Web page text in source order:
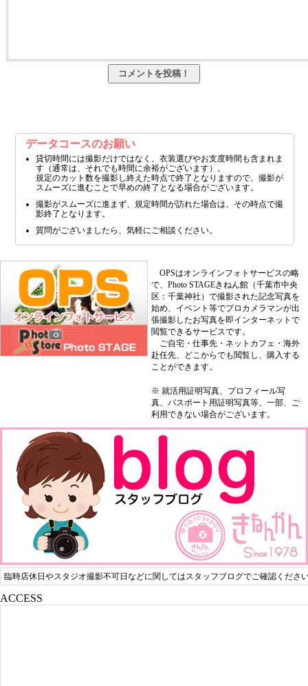
データコースのお願い
貸切時間には撮影だけではなく、衣装選びやお支度時間も含まれま
す（通常は、それでも時間に余裕がございます）。
規定のカット数を撮影し終えた時点で終了となりますので、撮影が
スムーズに進むことで早めの終了となる場合がございます。
撮影がスムーズに進まず、規定時間が訪れた場合は、その時点で撮
影終了となります。
質問がございましたら、気軽にご相談ください。
OPSはオンラインフォトサービスの略
で、Photo STAGEきねん館（千葉市中央
区：千葉神社）で撮影された記念写真を
始め、イベント等でプロカメラマンが出
張撮影したお写真を即インターネットで
閲覧できるサービスです。
ご自宅・仕事先・ネットカフェ・海外
赴任先、どこからでも閲覧し、購入する
ことができます。
※ 就活用証明写真、プロフィール写
真、パスポート用証明写真等、一部、ご
利用できない場合がございます。
臨時店休日やスタジオ撮影不可日などに関してはスタッフブログでご確認くださ
ACCESS